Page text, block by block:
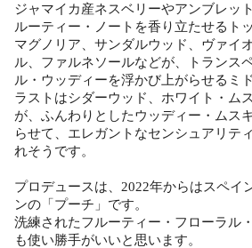
ジャマイカ産ネスベリーやアンブレッ
ルーティー・ノートを香り立たせるト
マグノリア、サンダルウッド、ヴァイ
ル、ファルネソールなどが、トランス
ル・ウッディーを浮かび上がらせるミド
ラストはシダーウッド、ホワイト・ム
が、ふんわりとしたウッディー・ムス
らせて、エレガントなセンシュアリテ
れそうです。
プロデュースは、2022年からはスペイ
ンの「プーチ」です。
洗練されたフルーティー・フローラル
も使い勝手がいいと思います。